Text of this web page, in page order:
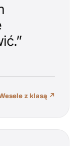
z klasą ↗